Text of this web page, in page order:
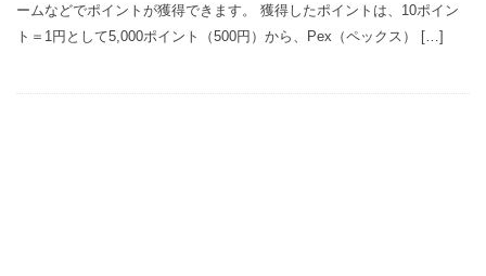
ームなどでポイントが獲得できます。 獲得したポイントは、10ポイン
ト＝1円として5,000ポイント（500円）から、Pex（ペックス） […]